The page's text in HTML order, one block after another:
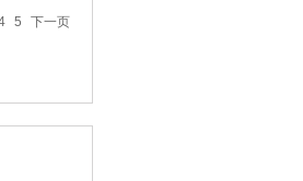
5 下一页